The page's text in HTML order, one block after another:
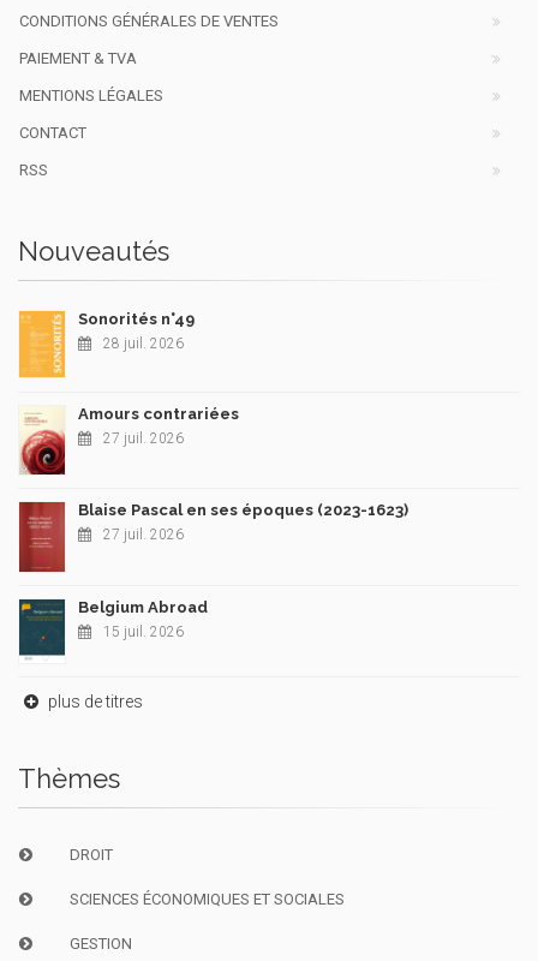
CONDITIONS GÉNÉRALES DE VENTES
PAIEMENT & TVA
MENTIONS LÉGALES
CONTACT
RSS
Nouveautés
Sonorités n°49
28 juil. 2026
Amours contrariées
27 juil. 2026
Blaise Pascal en ses époques (2023-1623)
27 juil. 2026
Belgium Abroad
15 juil. 2026
plus de titres
Thèmes
DROIT
SCIENCES ÉCONOMIQUES ET SOCIALES
GESTION